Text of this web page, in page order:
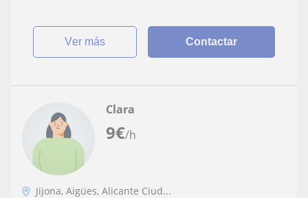
ver más Contactar
9€/h
Clara
Jijona, Aigües, Alicante Ciud...